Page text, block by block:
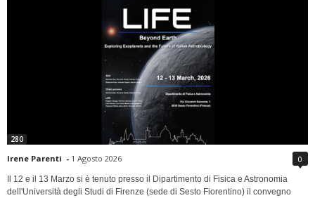
280
Irene Parenti - 1 Agosto 2026 0
Il 12 e il 13 Marzo si è tenuto presso il Dipartimento di Fisica e Astronomia
dell'Università degli Studi di Firenze (sede di Sesto Fiorentino) il convegno